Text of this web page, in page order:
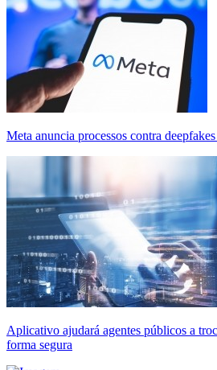
Meta anuncia processos contra
Aplicativo ajudará agentes públicos a
forma segura